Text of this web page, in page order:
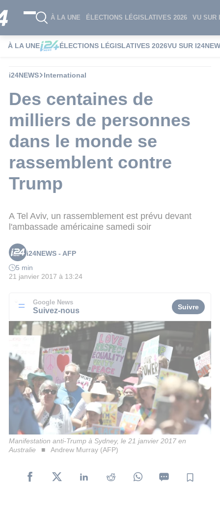
À LA UNE ÉLECTIONS LÉGISLATIVES 2026 VU SUR
À LA UNE ÉLECTIONS LÉGISLATIVES 2026VU SUR
i24NEWS International
Des centaines de
milliers de personnes
dans le monde se
rassemblent contre
Trump
A Tel Aviv, un rassemblement est prévu devant
l'ambassade américaine samedi soir
i24NEWS - AFP
5 min
21 janvier 2017 à 13:24
Google News
Suivez-nous Suivre
Manifestation anti-Trump à Sydney, le 21 janvier 2017 en
Australie
Andrew Murray (AFP)